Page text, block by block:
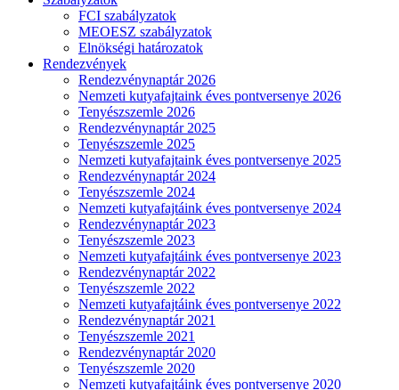
FCI szabályzatok
MEOESZ szabályzatok
Elnökségi határozatok
Rendezvények
Rendezvénynaptár 2026
Nemzeti kutyafajtaink éves pontversenye 2026
Tenyészszemle 2026
Rendezvénynaptár 2025
Tenyészszemle 2025
Nemzeti kutyafajtaink éves pontversenye 2025
Rendezvénynaptár 2024
Tenyészszemle 2024
Nemzeti kutyafajtáink éves pontversenye 2024
Rendezvénynaptár 2023
Tenyészszemle 2023
Nemzeti kutyafajtáink éves pontversenye 2023
Rendezvénynaptár 2022
Tenyészszemle 2022
Nemzeti kutyafajtáink éves pontversenye 2022
Rendezvénynaptár 2021
Tenyészszemle 2021
Rendezvénynaptár 2020
Tenyészszemle 2020
Nemzeti kutyafajtáink éves pontversenye 2020